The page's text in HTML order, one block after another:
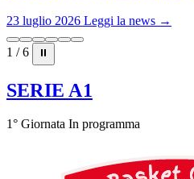
23 luglio 2026 Leggi la news →
1 / 6 ⏸
SERIE A1
1° Giornata In programma